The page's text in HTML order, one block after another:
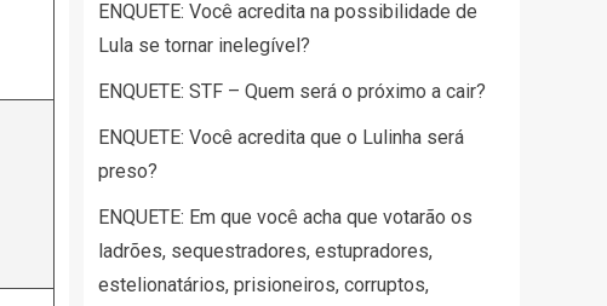
ENQUETE: Você acredita na possibilidade de
Lula se tornar inelegível?
ENQUETE: STF – Quem será o próximo a cair?
ENQUETE: Você acredita que o Lulinha será
preso?
ENQUETE: Em que você acha que votarão os
ladrões, sequestradores, estupradores,
estelionatários, prisioneiros, corruptos,